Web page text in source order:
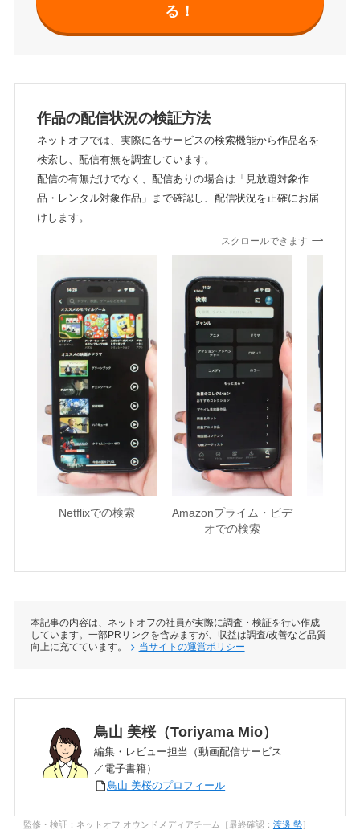
る！
作品の配信状況の検証方法
ネットオフでは、実際に各サービスの検索機能から作品名を
検索し、配信有無を調査しています。
配信の有無だけでなく、配信ありの場合は「見放題対象作
品・レンタル対象作品」まで確認し、配信状況を正確にお届
けします。
スクロールできます
Netflixでの検索
Amazonプライム・ビデ
オでの検索
本記事の内容は、ネットオフの社員が実際に調査・検証を行い作成
しています。一部PRリンクを含みますが、収益は調査/改善など品質
向上に充てています。
当サイトの運営ポリシー
鳥山 美桜（Toriyama Mio）
編集・レビュー担当（動画配信サービス
／電子書籍）
鳥山 美桜のプロフィール
監修・検証：ネットオフ オウンドメディアチーム［最終確認： 渡邊 勢］